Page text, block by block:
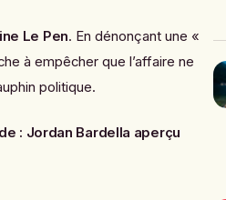
Le Pen. En dénonçant une «
à empêcher que l’affaire ne
politique.
: Jordan Bardella aperçu